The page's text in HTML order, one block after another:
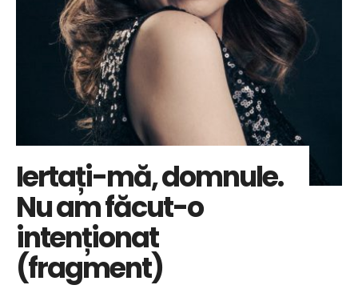
Iertați-mă, domnule.
Nu am făcut-o
intenționat
(fragment)